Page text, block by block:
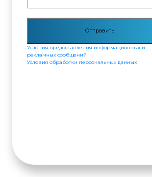
Условия предоставления информационных и
рекламных сообщений
Условия обработки персональных данных